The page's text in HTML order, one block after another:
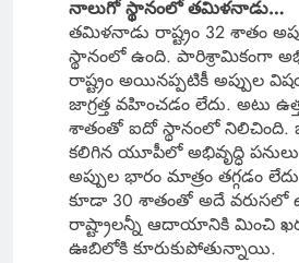
నాలుగో స్థానంలో తమిళనాడు…
తమిళనాడు రాష్ట్రం 32 శాతం
స్థానంలో ఉంది. పారిశ్రామికంగా
రాష్ట్రం అయినప్పటికీ అప్పుల
జాగ్రత్త వహించడం లేదు. అటు
శాతంతో ఐదో స్థానంలో
కలిగిన యూపీలో అభివృద్ధి పనులు
అప్పుల భారం మాత్రం తగ్గడం
కూడా 30 శాతంతో అదే వరుసలో
రాష్ట్రాలన్నీ ఆదాయానికి మించి
ఊబిలోకి కూరుకుపోతున్నాయి.